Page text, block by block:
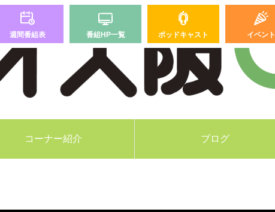
週間番組表 番組HP一覧 ポッドキャスト イベント
コーナー紹介 ブログ